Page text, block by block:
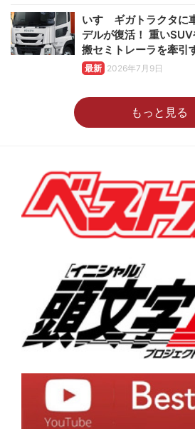
いすゞギガトラクタに
デルが復活！ 重い
搬セミトレーラを牽引
最新 2026年7月9日
もっと見る